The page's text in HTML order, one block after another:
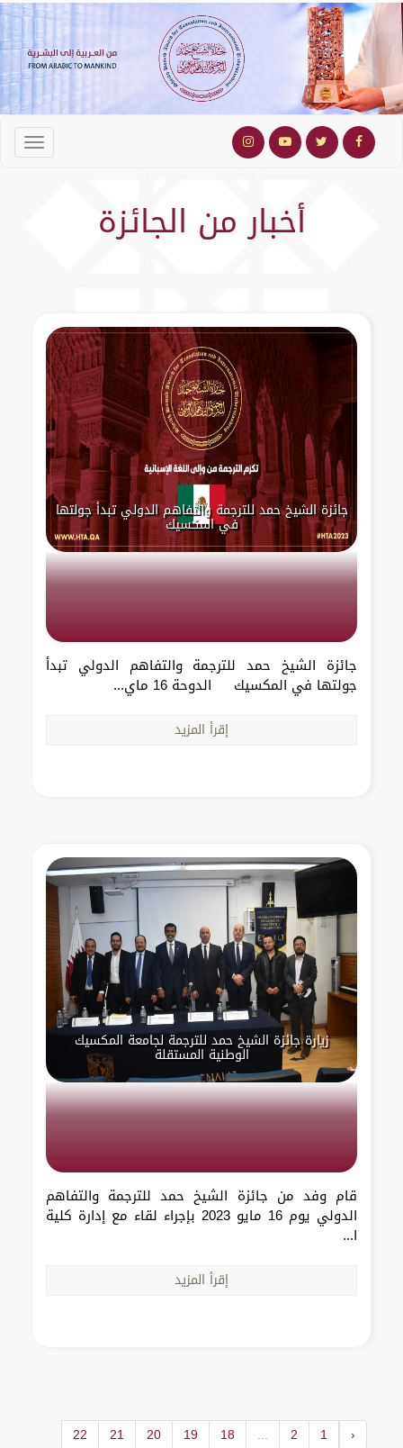
أخبار من الجائزة
جائزة الشيخ حمد للترجمة والتفاهم الدولي تبدأ جولتها
في المكسيك
جائزة الشيخ حمد للترجمة والتفاهم الدولي تبدأ
جولتها في المكسيك الدوحة 16 ماي...
إقرأ المزيد
زيارة جائزة الشيخ حمد للترجمة لجامعة المكسيك
الوطنية المستقلة
قام وفد من جائزة الشيخ حمد للترجمة والتفاهم
الدولي يوم 16 مايو 2023 بإجراء لقاء مع إدارة كلية
ا...
إقرأ المزيد
‹
1
2
...
18
19
20
21
22